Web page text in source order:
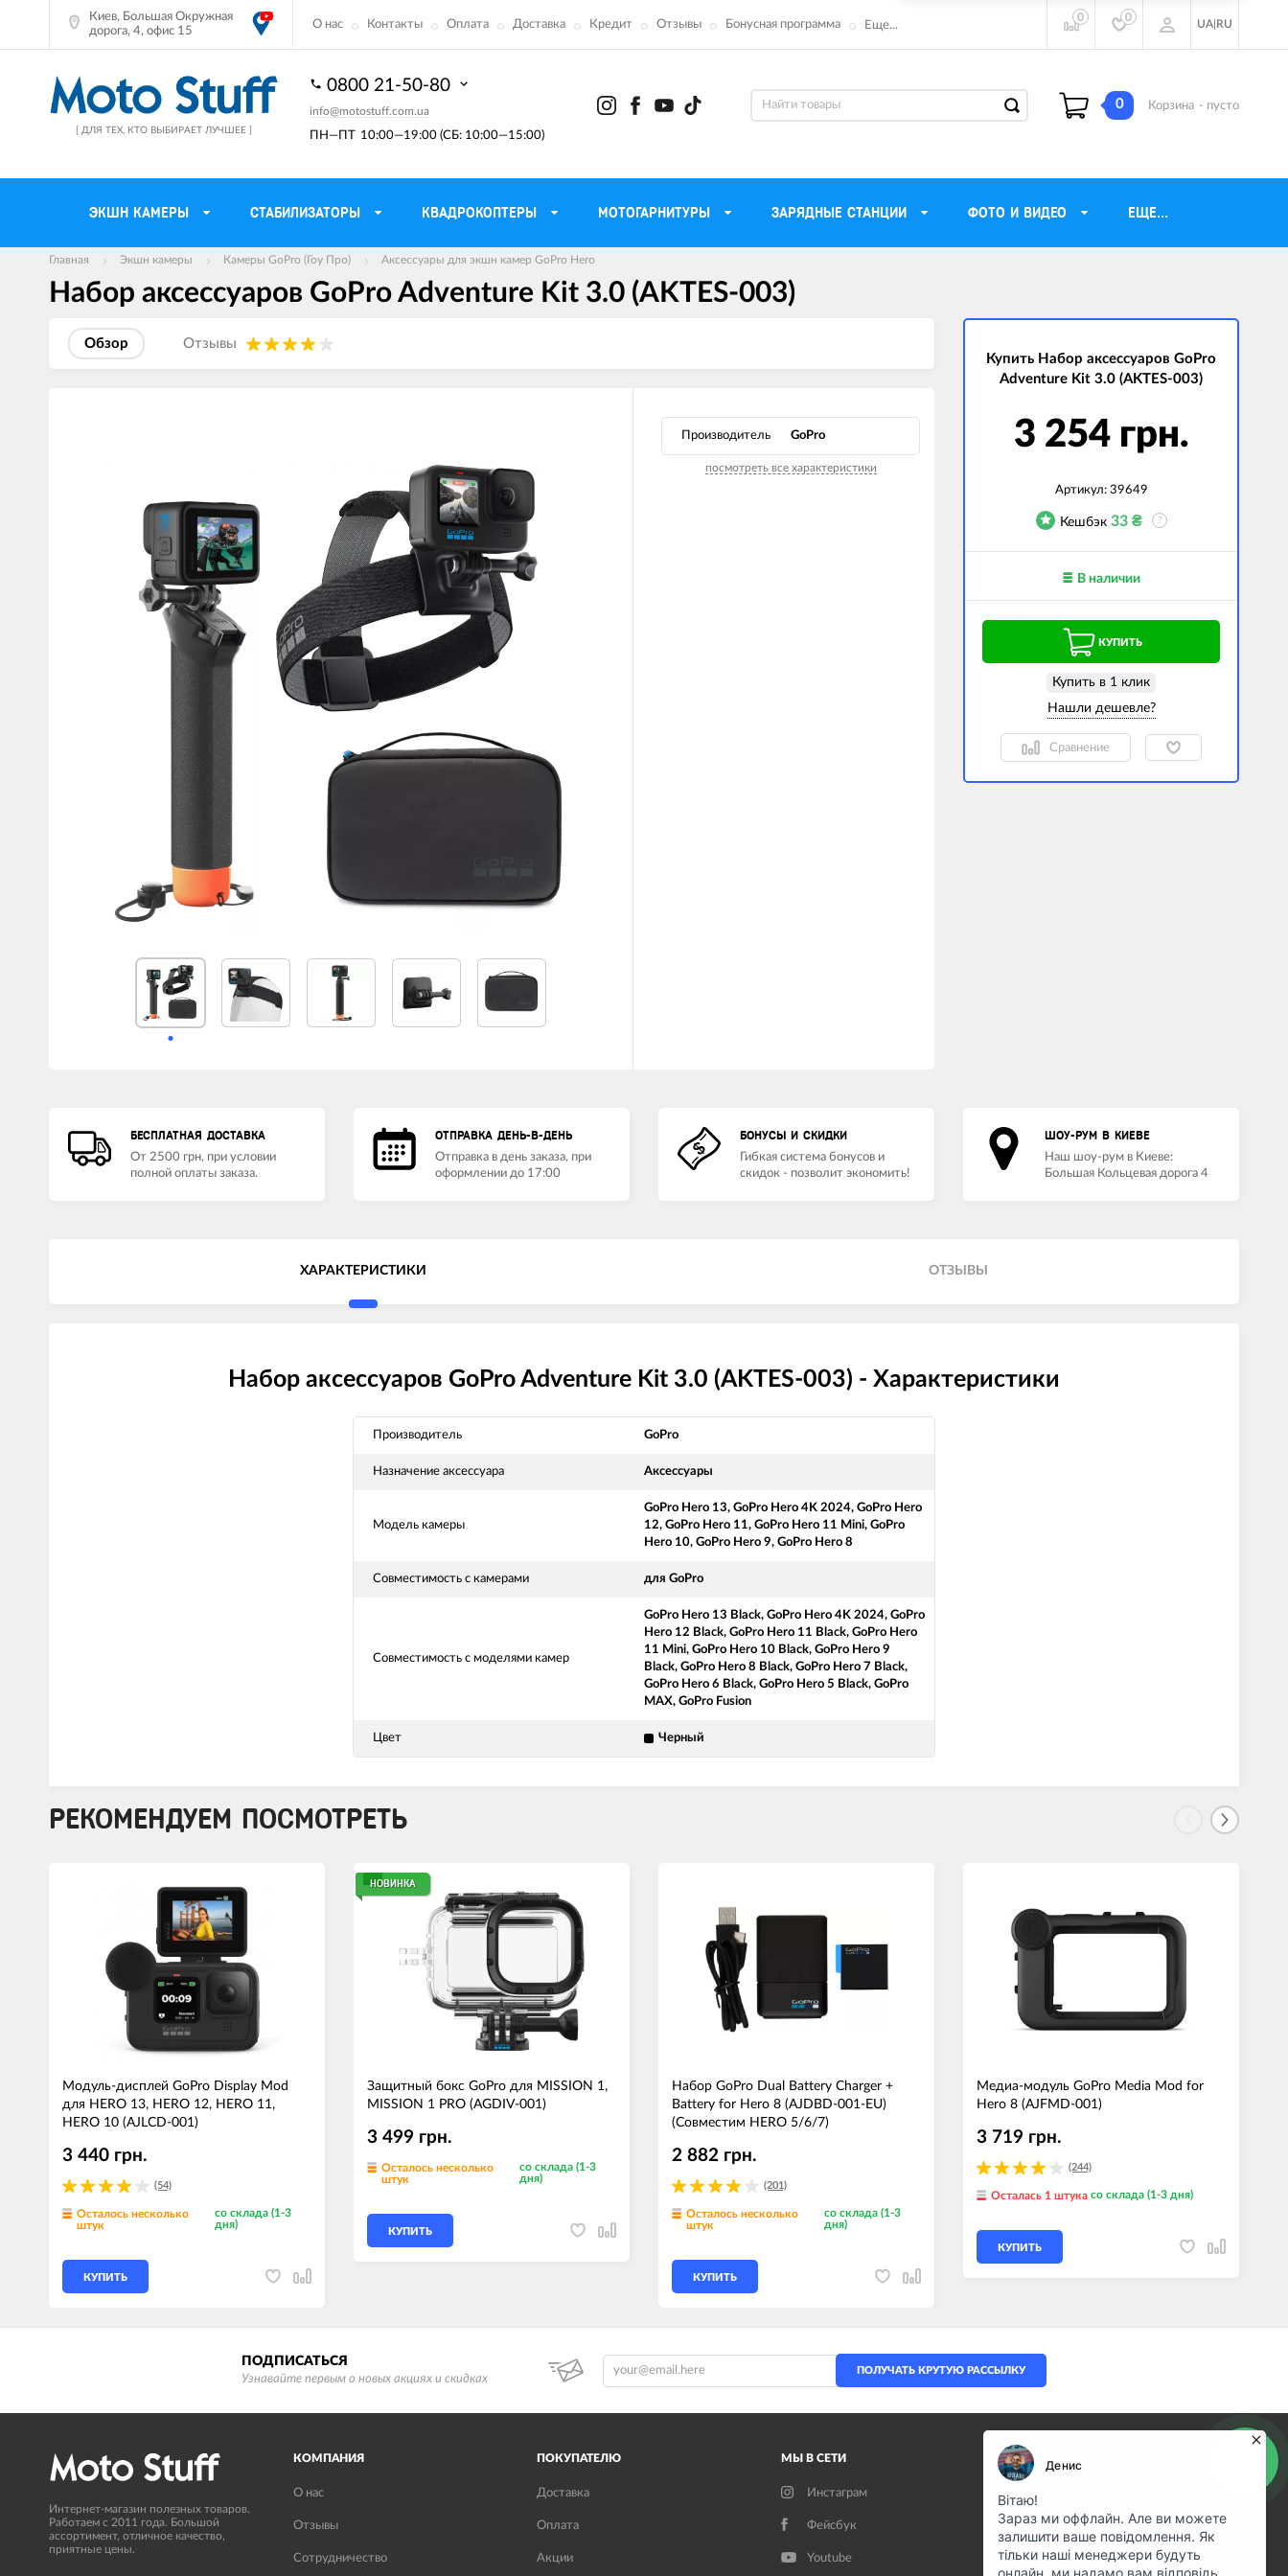
Киев, Большая Окружная
дорога, 4, офис 15
О нас Контакты Оплата Доставка Кредит Отзывы Бонусная программа Еще...
0 0
UA RU
[ ДЛЯ ТЕХ, КТО ВЫБИРАЕТ ЛУЧШЕЕ ] ПН—ПТ 10:00—19:00 (СБ: 10:00—15:00)
0800 21-50-80
info@motostuff.com.ua 0 Корзина - пусто
ЭКШН КАМЕРЫ СТАБИЛИЗАТОРЫ КВАДРОКОПТЕРЫ МОТОГАРНИТУРЫ ЗАРЯДНЫЕ СТАНЦИИ ФОТО И ВИДЕО ЕЩЕ...
Мотошлемы
Мотокуртки
Мотозащита
Термобелье, подшлемники,
Мотоэкипировка эндуро
Функциональная одежда
Держатели телефона
Противоугонные системы
мото
Мотозеркала
Моторучки (грипсы)
Грузики руля
Мото сумки Wolfman для
эндуро
Тубус для инструментов
Моторные масла для
мотоцикла
Пропитки воздушного фильтра
Веб-камеры
Носимые гаджеты
Инверторные генераторы
Трехфазные генераторы
LED лампы головного света
Главная Экшн камеры Камеры GoPro (Гоу Про) Аксессуары для экшн камер GoPro Hero
Набор аксессуаров GoPro Adventure Kit 3.0 (AKTES-003)
Обзор Отзывы
Производитель GoPro
посмотреть все характеристики
Купить Набор аксессуаров GoPro
Adventure Kit 3.0 (AKTES-003)
3 254 грн.
Артикул: 39649
Кешбэк 33₴ ?
В наличии
КУПИТЬ
Купить в 1 клик
Сравнение
БЕСПЛАТНАЯ ДОСТАВКА
От 2500 грн, при условии
полной оплаты заказа.
ОТПРАВКА ДЕНЬ-В-ДЕНЬ
Отправка в день заказа, при
оформлении до 17:00
БОНУСЫ И СКИДКИ
Гибкая система бонусов и
скидок - позволит экономить!
ШОУ-РУМ В КИЕВЕ
Наш шоу-рум в Киеве:
Большая Кольцевая дорога 4
ХАРАКТЕРИСТИКИ ОТЗЫВЫ
Набор аксессуаров GoPro Adventure Kit 3.0 (AKTES-003) - Характеристики
Производитель GoPro
Назначение аксессуара Аксессуары
Модель камеры
GoPro Hero 13, GoPro Hero 4K 2024, GoPro Hero
12, GoPro Hero 11, GoPro Hero 11 Mini, GoPro
Hero 10, GoPro Hero 9, GoPro Hero 8
Совместимость с камерами для GoPro
Совместимость с моделями камер
GoPro Hero 13 Black, GoPro Hero 4K 2024, GoPro
Hero 12 Black, GoPro Hero 11 Black, GoPro Hero
11 Mini, GoPro Hero 10 Black, GoPro Hero 9
Black, GoPro Hero 8 Black, GoPro Hero 7 Black,
GoPro Hero 6 Black, GoPro Hero 5 Black, GoPro
MAX, GoPro Fusion
Цвет Черный
РЕКОМЕНДУЕМ ПОСМОТРЕТЬ
Модуль-дисплей GoPro Display Mod
для HERO 13, HERO 12, HERO 11,
HERO 10 (AJLCD-001)
(54)
3 440 грн.
Осталось несколько
штук
со склада (1-3
дня)
КУПИТЬ
НОВИНКА
Защитный бокс GoPro для MISSION 1,
MISSION 1 PRO (AGDIV-001)
3 499 грн.
Осталось несколько
штук
со склада (1-3
дня)
КУПИТЬ
Набор GoPro Dual Battery Charger +
Battery for Hero 8 (AJDBD-001-EU)
(Совместим HERO 5/6/7)
(201)
2 882 грн.
Осталось несколько
штук
со склада (1-3
дня)
КУПИТЬ
Медиа-модуль GoPro Media Mod for
Hero 8 (AJFMD-001)
(244)
3 719 грн.
Осталась 1 штука со склада (1-3 дня)
КУПИТЬ
ПОДПИСАТЬСЯ
Узнавайте первым о новых акциях и скидках
ПОЛУЧАТЬ КРУТУЮ РАССЫЛКУ
Интернет-магазин полезных товаров.
Работаем с 2011 года. Большой
ассортимент, отличное качество,
приятные цены.
КОМПАНИЯ
О нас
Отзывы
Сотрудничество
ПОКУПАТЕЛЮ
Доставка
Оплата
Акции
МЫ В СЕТИ
Инстаграм
Фейсбук
Youtube
НАШ АДРЕС
(068) 80-500-80
info@motostuff.com.ua